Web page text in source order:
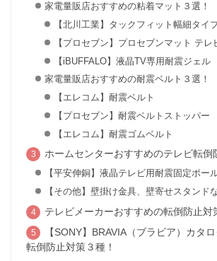
家電量販店おすすめの粘着マット３選！
【北川工業】タックフィット幅細タイ
【プロセブン】プロセブンマット テレ
【iBUFFALO】液晶TV専用耐震ジェル
家電量販店おすすめの耐震ベルト３選！
【エレコム】耐震ベルト
【プロセブン】耐震ベルトストッパ
【エレコム】耐震ゴムベルト
ホームセンターおすすめのテレビ転倒
【平安伸銅】液晶テレビ用耐震固定ポー
【その他】壁掛け金具、壁寄せスタンド
テレビメーカーおすすめの転倒防止対
【SONY】BRAVIA（ブラビア）カタ
転倒防止対策３種！